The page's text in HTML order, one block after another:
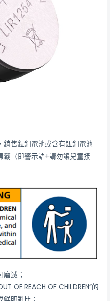
銷售鈕釦電池或含有鈕釦電池
籤（即警示語+請勿讓兒童接
滅；
OF REACH OF CHILDREN”的
明對比；